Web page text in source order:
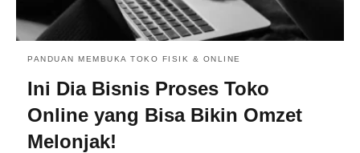
PANDUAN MEMBUKA TOKO FISIK & ONLINE
Ini Dia Bisnis Proses Toko
Online yang Bisa Bikin Omzet
Melonjak!